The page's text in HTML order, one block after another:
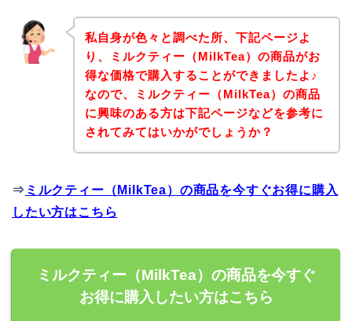
私自身が色々と調べた所、下記ページよ
り、ミルクティー（MilkTea）の商品がお
得な価格で購入することができましたよ♪
なので、ミルクティー（MilkTea）の商品
に興味のある方は下記ページなどを参考に
されてみてはいかがでしょうか？
⇒ ミルクティー（MilkTea）の商品を今すぐお得に購入
したい方はこちら
ミルクティー（MilkTea）の商品を今すぐ
お得に購入したい方はこちら